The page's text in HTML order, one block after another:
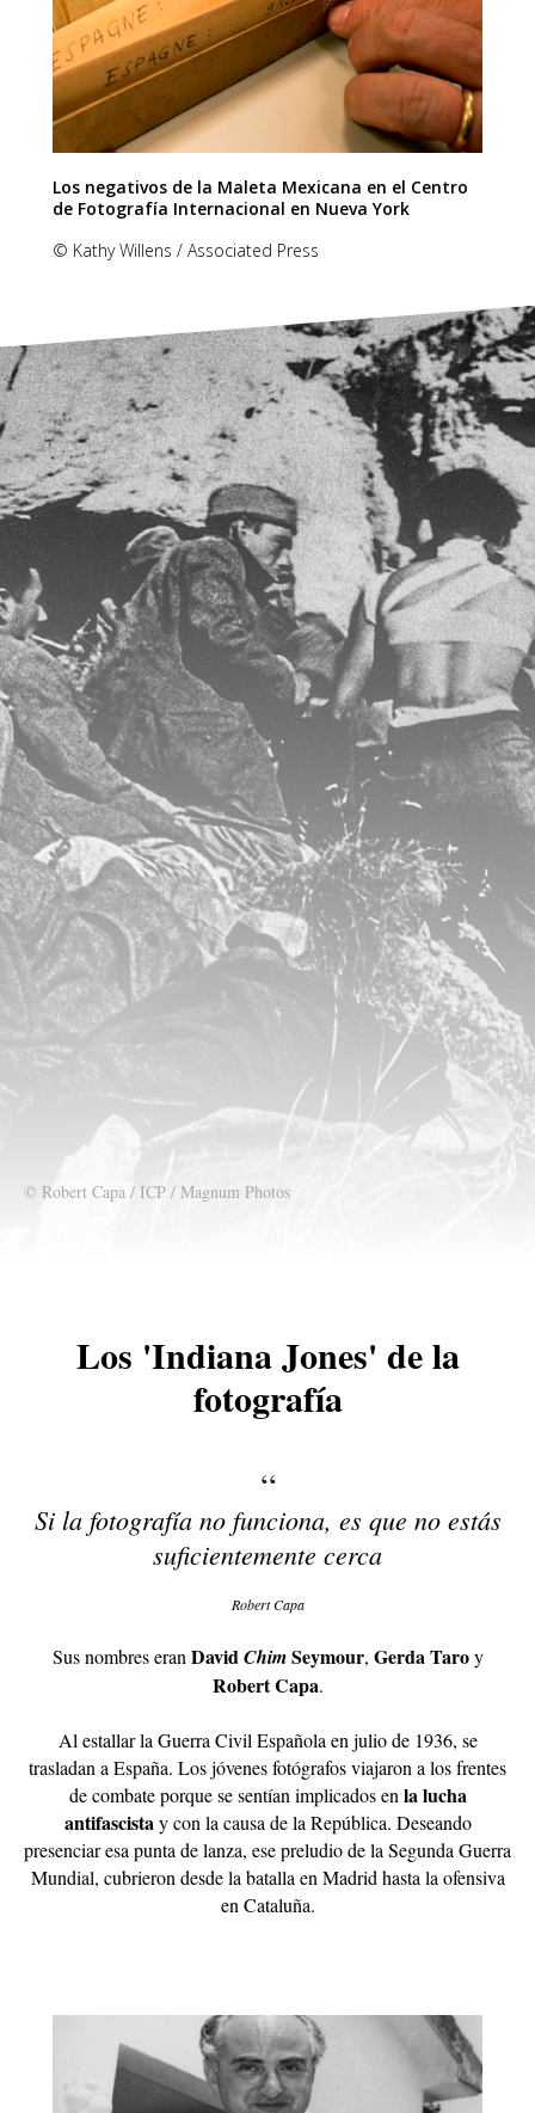
Los negativos de la Maleta Mexicana en el Centro
de Fotografía Internacional en Nueva York
© Kathy Willens / Associated Press
© Robert Capa / ICP / Magnum Photos
Los 'Indiana Jones' de la
fotografía
“
Si la fotografía no funciona, es que no estás
suficientemente cerca
Robert Capa
Sus nombres eran DavidChimSeymour, Gerda Taroy
Robert Capa.
Al estallar la Guerra Civil Española en julio de 1936, se
trasladan a España. Los jóvenes fotógrafos viajaron a los frentes
de combate porque se sentían implicados en la lucha
antifascista y con la causa de la República. Deseando
presenciar esa punta de lanza, ese preludio de la Segunda Guerra
Mundial, cubrieron desde la batalla en Madrid hasta la ofensiva
en Cataluña.